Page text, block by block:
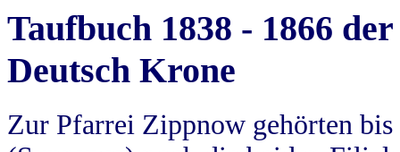
Taufbuch 1838 - 1866
Deutsch Krone
Zur Pfarrei Zippnow gehörten